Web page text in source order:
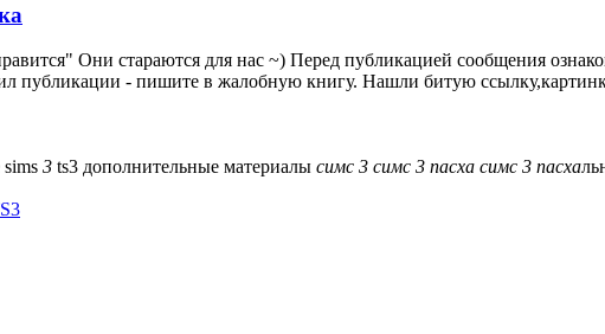
Они стараются для нас ~) Перед публикацией сообщения
публикации - пишите в жалобную книгу. Нашли битую
sims 3 ts3 дополнительные материалы симс 3 симс 3 пасха симс 3 пасха